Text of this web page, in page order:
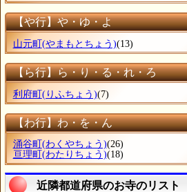
【や行】や・ゆ・よ
山元町 (やまもとちょう)(13)
【ら行】ら・り・る・れ・ろ
利府町(りふちょう)(7)
【わ行】わ・を・ん
涌谷町 (わくやちょう)(26)
亘理町 (わたりちょう)(18)
近隣都道府県のお寺のリスト